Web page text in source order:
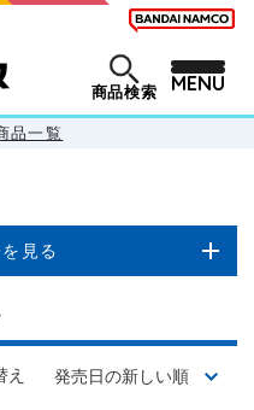
商品検索 MENU
品一覧
見る
え